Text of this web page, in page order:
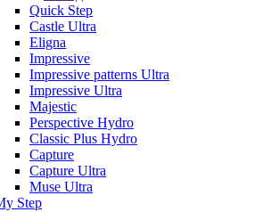
Quick Step
Castle Ultra
Eligna
Impressive
Impressive patterns Ultra
Impressive Ultra
Majestic
Perspective Hydro
Classic Plus Hydro
Capture
Capture Ultra
Muse Ultra
Step